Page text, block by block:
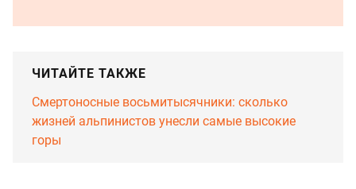
ЧИТАЙТЕ ТАКЖЕ
Смертоносные восьмитысячники: сколько
жизней альпинистов унесли самые высокие
горы